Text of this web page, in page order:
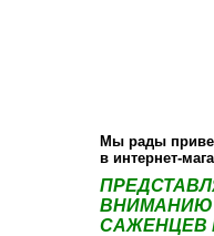
Мы рады
в интернет-
ВНИМАНИЮ
САЖЕНЦЕВ